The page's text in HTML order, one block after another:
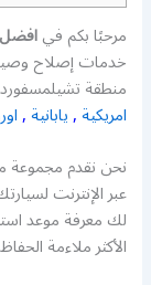
مرحبًا بكم في
خدمات إصلاح
منطقة
امريكية,يابانية,
نحن نقدم مجموعة
عبر الإنترنت
لك معرفة موعد
الأكثر ملاءمة